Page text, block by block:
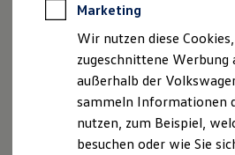
Anpfiff zum Gewinn
Elektroautos
ID. Tutorials
Elektrofahrzeugkonzepte
Reichweite
Reichweite der ID.
Reichweite im
Probefahrt vereinbaren
Marketing
Wir nutzen diese
zugeschnittene Werbung
außerhalb der
sammeln Informationen
nutzen, zum Beispiel,
besuchen oder wie Sie